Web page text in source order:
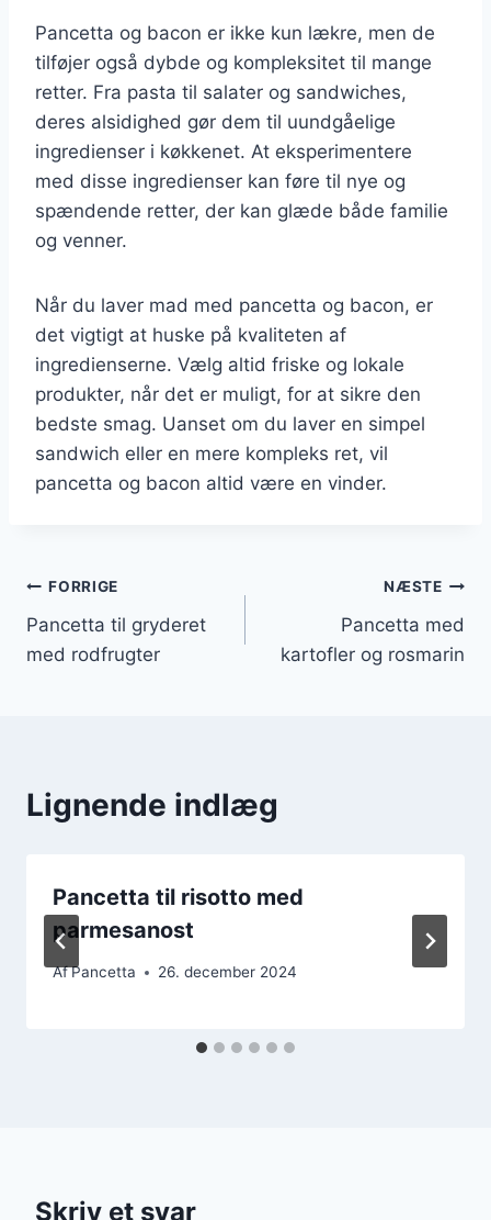
Pancetta og bacon er ikke kun lækre, men de
tilføjer også dybde og kompleksitet til mange
retter. Fra pasta til salater og sandwiches,
deres alsidighed gør dem til uundgåelige
ingredienser i køkkenet. At eksperimentere
med disse ingredienser kan føre til nye og
spændende retter, der kan glæde både familie
og venner.
Når du laver mad med pancetta og bacon, er
det vigtigt at huske på kvaliteten af
ingredienserne. Vælg altid friske og lokale
produkter, når det er muligt, for at sikre den
bedste smag. Uanset om du laver en simpel
sandwich eller en mere kompleks ret, vil
pancetta og bacon altid være en vinder.
Indlægsnavigation
FORRIGE
Pancetta til gryderet
med rodfrugter
NÆSTE
Pancetta med
kartofler og rosmarin
Lignende indlæg
Pancetta til risotto med
parmesanost
AfPancetta 26. december 2024
Skriv et svar